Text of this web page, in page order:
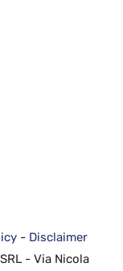
- Disclaimer
- Via Nicola